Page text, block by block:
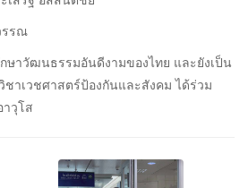
รรณ
ษาวัฒนธรรมอันดีงามของไทย และยังเป็น
าเวชศาสตร์ป้องกันและสังคม ได้ร่วม
วุโส